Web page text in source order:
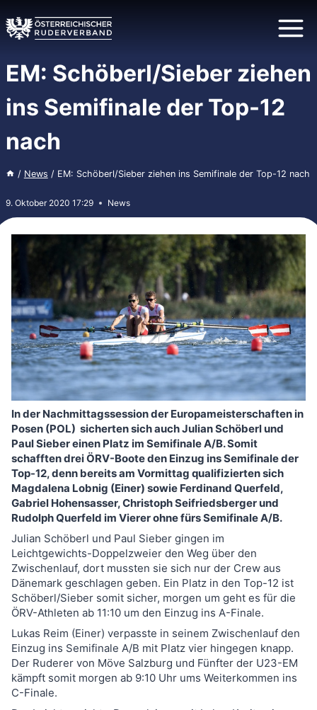
Inhalt
springen
EM: Schöberl/Sieber ziehen
ins Semifinale der Top-12
nach
/ News / EM: Schöberl/Sieber ziehen ins Semifinale der Top-12 nach
9. Oktober 2020 17:29 News
In der Nachmittagssession der Europameisterschaften in
Posen (POL) sicherten sich auch Julian Schöberl und
Paul Sieber einen Platz im Semifinale A/B. Somit
schafften drei ÖRV-Boote den Einzug ins Semifinale der
Top-12, denn bereits am Vormittag qualifizierten sich
Magdalena Lobnig (Einer) sowie Ferdinand Querfeld,
Gabriel Hohensasser, Christoph Seifriedsberger und
Rudolph Querfeld im Vierer ohne fürs Semifinale A/B.
Julian Schöberl und Paul Sieber gingen im
Leichtgewichts-Doppelzweier den Weg über den
Zwischenlauf, dort mussten sie sich nur der Crew aus
Dänemark geschlagen geben. Ein Platz in den Top-12 ist
Schöberl/Sieber somit sicher, morgen um geht es für die
ÖRV-Athleten ab 11:10 um den Einzug ins A-Finale.
Lukas Reim (Einer) verpasste in seinem Zwischenlauf den
Einzug ins Semifinale A/B mit Platz vier hingegen knapp.
Der Ruderer von Möve Salzburg und Fünfter der U23-EM
kämpft somit morgen ab 9:10 Uhr ums Weiterkommen ins
C-Finale.